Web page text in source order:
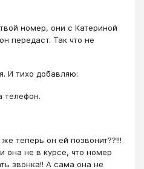
номер, они с Катериной
передаст. Так что не
И тихо добавляю:
телефон.
теперь он ей позвонит??!!!
она не в курсе, что номер
звонка!! А сама она не